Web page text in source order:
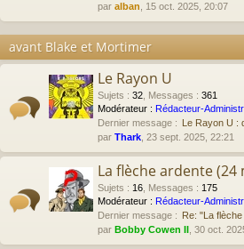
par alban , 15 oct. 2025, 20:07
avant Blake et Mortimer
Le Rayon U
Sujets : 32 Messages : 361
Modérateur : Rédacteur-
Dernier message : Le Rayon U :
par Thark , 23 sept. 2025, 22:21
La flèche ardente (24
Sujets : 16 Messages : 175
Modérateur : Rédacteur-
Dernier message : Re: "La
par Bobby Cowen II , 30 oct.